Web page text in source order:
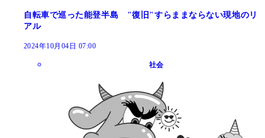
自転車で巡った能登半島 "復旧"すらままならない現地のリ
アル
2024年10月04日 07:00
社会